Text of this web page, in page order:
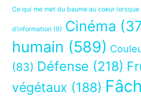
Ce qui me met du baume au coeur lorsque
d’information (9) Cinéma
humain (589)
(83) Défense (218)
végétaux (188)